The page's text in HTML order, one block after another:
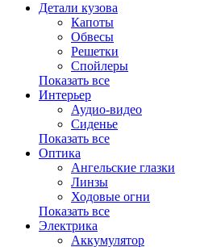
Детали кузова
Капоты
Обвесы
Решетки
Спойлеры
Показать все
Интерьер
Аудио-видео
Сиденье
Показать все
Оптика
Ангельские глазки
Линзы
Ходовые огни
Показать все
Электрика
Аккумулятор